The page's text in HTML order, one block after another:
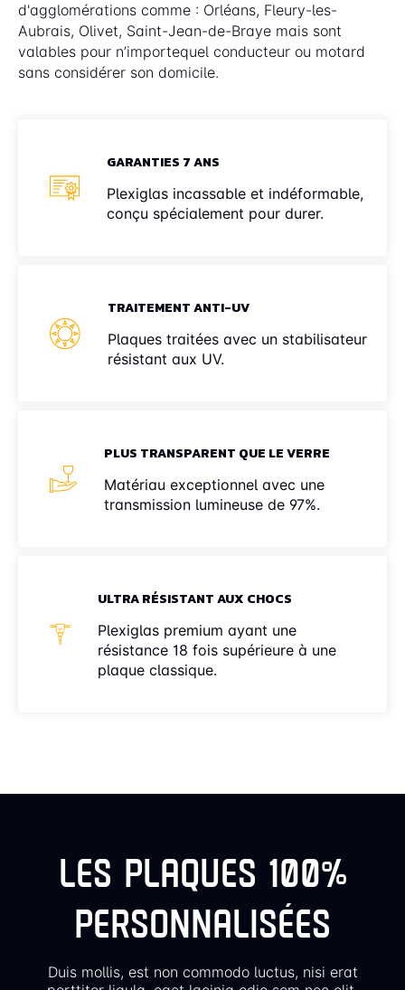
d'agglomérations comme : Orléans, Fleury-les-
Aubrais, Olivet, Saint-Jean-de-Braye mais sont
valables pour n’importequel conducteur ou motard
sans considérer son domicile.
GARANTIES 7 ANS
Plexiglas incassable et indéformable,
conçu spécialement pour durer.
TRAITEMENT ANTI-UV
Plaques traitées avec un stabilisateur
résistant aux UV.
PLUS TRANSPARENT QUE LE VERRE
Matériau exceptionnel avec une
transmission lumineuse de 97%.
ULTRA RÉSISTANT AUX CHOCS
Plexiglas premium ayant une
résistance 18 fois supérieure à une
plaque classique.
LES PLAQUES 100%
PERSONNALISÉES
Duis mollis, est non commodo luctus, nisi erat